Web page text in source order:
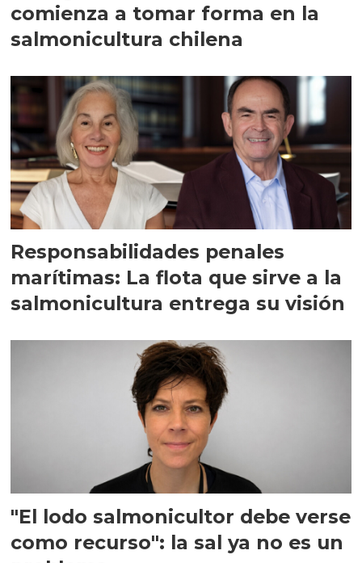
comienza a tomar forma en la
salmonicultura chilena
Responsabilidades penales
marítimas: La flota que sirve a la
salmonicultura entrega su visión
"El lodo salmonicultor debe verse
como recurso": la sal ya no es un